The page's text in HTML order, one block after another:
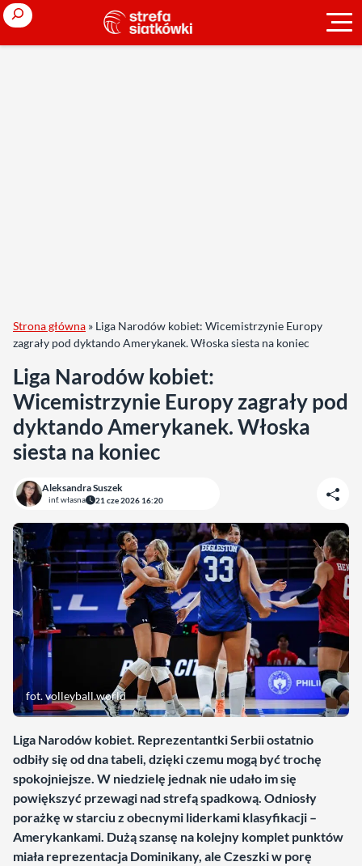
Search
Strona główna » Liga Narodów kobiet: Wicemistrzynie Europy
zagrały pod dyktando Amerykanek. Włoska siesta na koniec
Liga Narodów kobiet:
Wicemistrzynie Europy zagrały pod
dyktando Amerykanek. Włoska
siesta na koniec
Aleksandra Suszek
inf. własna 21 cze 2026 16:20
fot. volleyball.world
Liga Narodów kobiet. Reprezentantki Serbii ostatnio
odbiły się od dna tabeli, dzięki czemu mogą być trochę
spokojniejsze. W niedzielę jednak nie udało im się
powiększyć przewagi nad strefą spadkową. Odniosły
porażkę w starciu z obecnymi liderkami klasyfikacji –
Amerykankami. Dużą szansę na kolejny komplet punktów
miała reprezentacja Dominikany, ale Czeszki w porę